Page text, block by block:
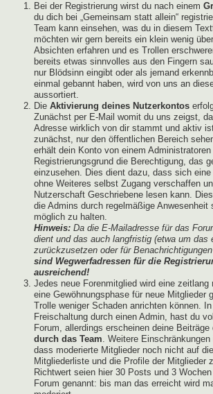
Bei der Registrierung wirst du nach einem
du dich bei „Gemeinsam statt allein“
Team kann einsehen, was du in diesem
möchten wir gern bereits ein klein wenig
Absichten erfahren und es Trollen
bereits etwas sinnvolles aus den Fingern
nur Blödsinn eingibt oder als jemand
einmal gebannt haben, wird von uns an
aussortiert.
Die Aktivierung deines Nutzerkontos
Zunächst per E-Mail womit du uns zeigst,
Adresse wirklich von dir stammt und aktiv
zunächst, nur den öffentlichen Bereich
erhält dein Konto von einem
Registrierungsgrund die Berechtigung, das
einzusehen. Dies dient dazu, dass sich
ohne Weiteres selbst Zugang verschaffen
Nutzerschaft Geschriebene lesen kann.
die Admins durch regelmäßige Anwesenheit
möglich zu halten.
Hinweis: Da die E-Mailadresse für das
dient und das auch langfristig (etwa um das
zurückzusetzen oder für
sind Wegwerfadressen für die
ausreichend!
Jedes neue Forenmitglied wird eine
eine Gewöhnungsphase für neue Mitglieder
Trolle weniger Schaden anrichten können.
Freischaltung durch einen Admin, hast du
Forum, allerdings erscheinen deine Beiträge
durch das Team. Weitere
dass moderierte Mitglieder noch nicht auf
Mitgliederliste und die Profile der Mitglieder
Richtwert seien hier 30 Posts und 3
Forum genannt: bis man das erreicht wird